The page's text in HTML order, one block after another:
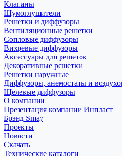
Клапаны
Шумоглушители
Решетки и диффузоры
Вентиляционные решетки
Сопловые диффузоры
Вихревые диффузоры
Аксессуары для решеток
Декоративные решетки
Решетки наружные
Диффузоры, анемостаты и
Щелевые диффузоры
О компании
Презентация компании Инпласт
Брэнд Smay
Проекты
Новости
Скачать
Технические каталоги